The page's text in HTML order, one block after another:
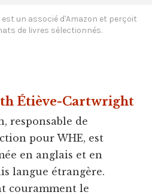
un associé d'Amazon et perçoit
de livres sélectionnés.
Étiève-Cartwright
responsable de
pour WHE, est
en anglais et en
langue étrangère.
couramment le